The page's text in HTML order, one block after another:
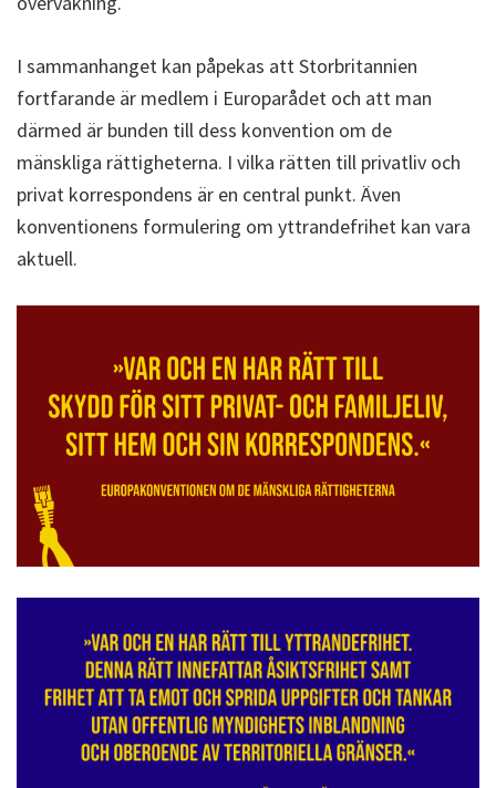
I sammanhanget kan påpekas att Storbritannien
fortfarande är medlem i Europarådet och att man
därmed är bunden till dess konvention om de
mänskliga rättigheterna. I vilka rätten till privatliv och
privat korrespondens är en central punkt. Även
konventionens formulering om yttrandefrihet kan vara
aktuell.